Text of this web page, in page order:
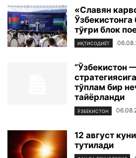
«Славян
тўғри блок
ИҚТИСОДИЁТ
“Ўзбекистон
тўплам бир
тайёрланди
ЎЗБЕКИСТОН
12 август
тутилади